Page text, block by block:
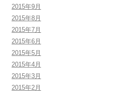
2015年9月
2015年8月
2015年7月
2015年6月
2015年5月
2015年4月
2015年3月
2015年2月